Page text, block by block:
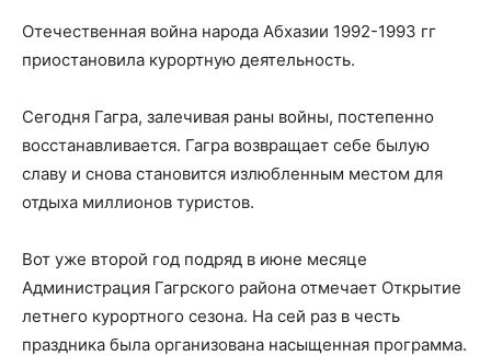
Отечественная война народа Абхазии 1992-1993 гг
приостановила курортную деятельность.
Сегодня Гагра, залечивая раны войны, постепенно
восстанавливается. Гагра возвращает себе былую
славу и снова становится излюбленным местом для
отдыха миллионов туристов.
Вот уже второй год подряд в июне месяце
Администрация Гагрского района отмечает Открытие
летнего курортного сезона. На сей раз в честь
праздника была организована насыщенная программа.